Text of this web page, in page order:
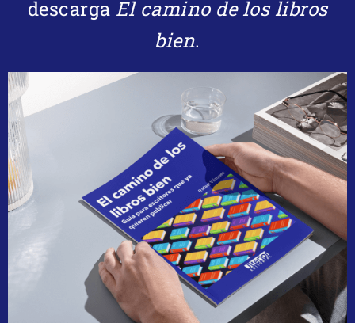
descarga El camino de los libros
bien.